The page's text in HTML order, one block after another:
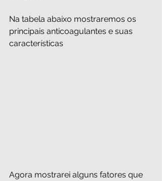
Na tabela abaixo mostraremos os
principais anticoagulantes e suas
características
Agora mostrarei alguns fatores que